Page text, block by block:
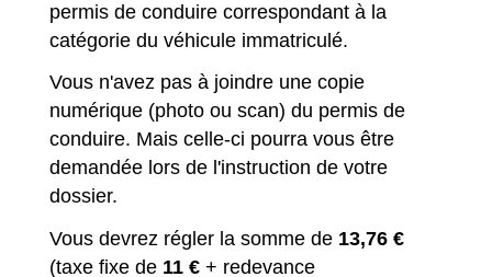
permis de conduire correspondant à la
catégorie du véhicule immatriculé.
Vous n'avez pas à joindre une copie
numérique (photo ou scan) du permis de
conduire. Mais celle-ci pourra vous être
demandée lors de l'instruction de votre
dossier.
Vous devrez régler la somme de 13,76 €
(taxe fixe de 11 € + redevance